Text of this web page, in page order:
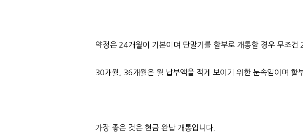
약정은 24개월이 기본이며 단말기를 할부로 개통할 경우 무조건
30개월, 36개월은 월 납부액을 적게 보이기 위한 눈속임이며 할
가장 좋은 것은 현금 완납 개통입니다.